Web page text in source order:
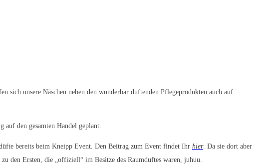
unsere Näschen neben den wunderbar duftenden Pflegeprodukten auch auf
den gesamten Handel geplant.
bereits beim Kneipp Event. Den Beitrag zum Event findet Ihr hier. Da sie dort aber
den Ersten, die „offiziell“ im Besitze des Raumduftes waren, juhuu.